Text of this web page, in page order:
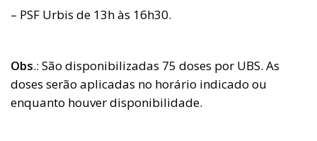
– PSF Urbis de 13h às 16h30.
Obs.: São disponibilizadas 75 doses por UBS. As
doses serão aplicadas no horário indicado ou
enquanto houver disponibilidade.